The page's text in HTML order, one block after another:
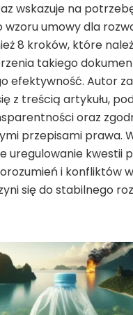
wskazuje na
umowy dla
8 kroków, które
takiego
efektywność. Autor
z treścią artykułu,
oraz
przepisami prawa.
uregulowanie kwestii
i konfliktów
się do stabilnego